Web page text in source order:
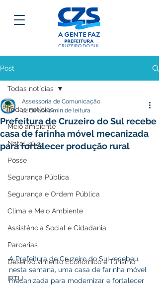
Post
Todas notícias
Meio ambiente
Natal 2025
Posse
Segurança Pública
Segurança e Ordem Pública
Clima e Meio Ambiente
Assistência Social e Cidadania
Parcerias
Desenvolvimento Econômico e Turismo
IPTU
Todas notícias
Prefeitura de Cruzeiro do Sul recebe
casa de farinha móvel mecanizada
para fortalecer produção rural
Assessoria de Comunicação
22 de abr.2 min de leitura
A Prefeitura de Cruzeiro do Sul recebeu,
nesta semana, uma casa de farinha móvel
mecanizada para modernizar e fortalecer